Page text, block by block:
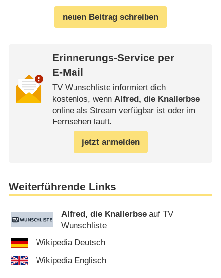
neuen Beitrag schreiben
Erinnerungs-Service per
E-Mail
TV Wunschliste informiert dich
kostenlos, wenn Alfred, die Knallerbse
online als Stream verfügbar ist oder im
Fernsehen läuft.
jetzt anmelden
Weiterführende Links
Alfred, die Knallerbse auf TV
Wunschliste
Wikipedia Deutsch
Wikipedia Englisch